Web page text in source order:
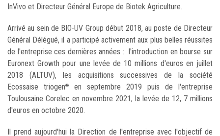
InVivo et Directeur Général Europe de Biotek Agriculture.
Arrivé au sein de BIO-UV Group début 2018, au poste de Directeur
Général Délégué, il a participé activement aux plus belles réussites
de l'entreprise ces dernières années : l'introduction en bourse sur
Euronext Growth pour une levée de 10 millions d'euros en juillet
2018 (ALTUV), les acquisitions successives de la société
Ecossaise triogen®
en septembre 2019 puis de l'entreprise
Toulousaine Corelec en novembre 2021, la levée de 12, 7 millions
d'euros en octobre 2020.
Il prend aujourd'hui la Direction de l'entreprise avec l'objectif de